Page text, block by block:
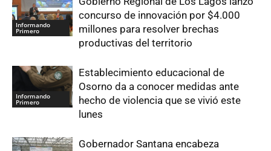
Informando
Primero
concurso de innovación por $4.000
millones para resolver brechas
productivas del territorio
Informando
Primero
Establecimiento educacional de
Osorno da a conocer medidas ante
hecho de violencia que se vivió este
lunes
Gobernador Santana encabeza